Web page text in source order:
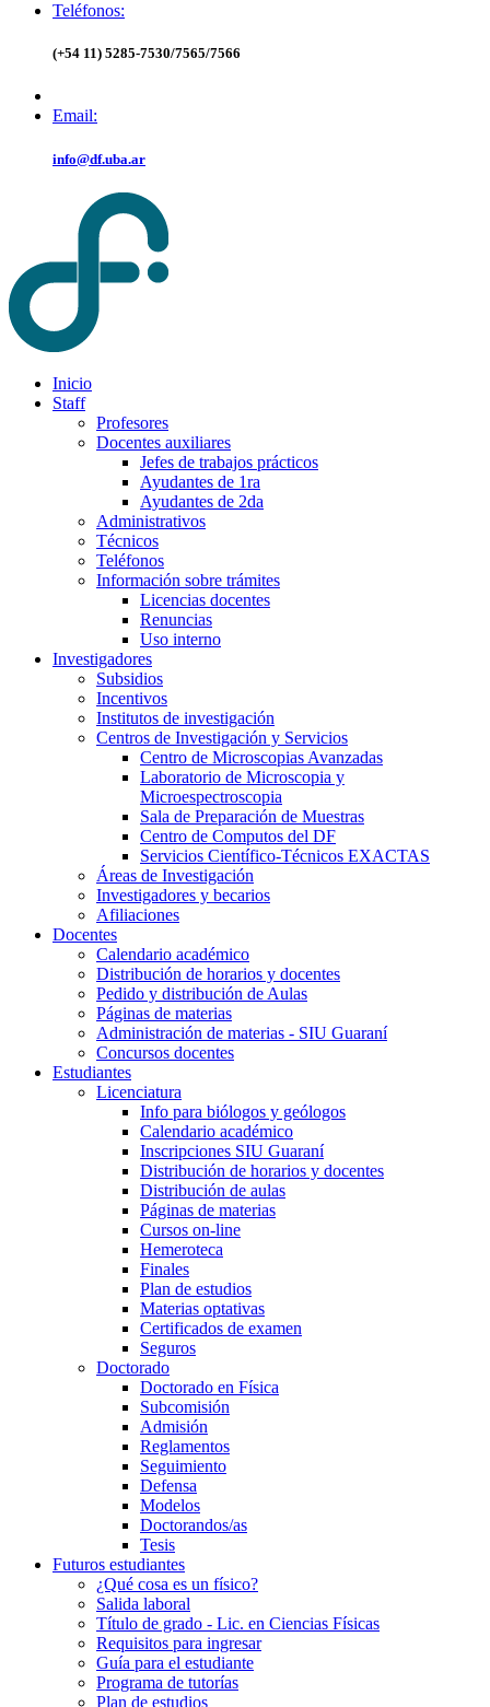
Teléfonos:
(+54 11) 5285-7530/7565/7566
Email:
info@df.uba.ar
Inicio
Staff
Profesores
Docentes auxiliares
Jefes de trabajos prácticos
Ayudantes de 1ra
Ayudantes de 2da
Administrativos
Técnicos
Teléfonos
Información sobre trámites
Licencias docentes
Renuncias
Uso interno
Investigadores
Subsidios
Incentivos
Institutos de investigación
Centros de Investigación y Servicios
Centro de Microscopias Avanzadas
Laboratorio de Microscopia y
Microespectroscopia
Sala de Preparación de Muestras
Centro de Computos del DF
Servicios Científico-Técnicos EXACTAS
Áreas de Investigación
Investigadores y becarios
Afiliaciones
Docentes
Calendario académico
Distribución de horarios y docentes
Pedido y distribución de Aulas
Páginas de materias
Administración de materias - SIU Guaraní
Concursos docentes
Estudiantes
Licenciatura
Info para biólogos y geólogos
Calendario académico
Inscripciones SIU Guaraní
Distribución de horarios y docentes
Distribución de aulas
Páginas de materias
Cursos on-line
Hemeroteca
Finales
Plan de estudios
Materias optativas
Certificados de examen
Seguros
Doctorado
Doctorado en Física
Subcomisión
Admisión
Reglamentos
Seguimiento
Defensa
Modelos
Doctorandos/as
Tesis
Futuros estudiantes
¿Qué cosa es un físico?
Salida laboral
Título de grado - Lic. en Ciencias Físicas
Requisitos para ingresar
Guía para el estudiante
Programa de tutorías
Plan de estudios